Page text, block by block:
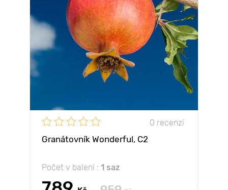
0 recenzí
Granátovník Wonderful, С2
Počet v balení : 1 saz